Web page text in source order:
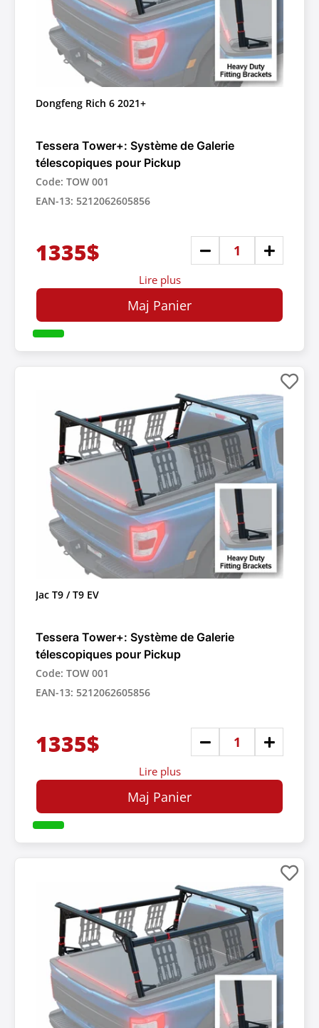
Dongfeng Rich 6 2021+
Tessera Tower+: Système de Galerie
télescopiques pour Pickup
Code: TOW 001
EAN-13: 5212062605856
1335$
Lire plus
Maj Panier
Jac T9 / T9 EV
Tessera Tower+: Système de Galerie
télescopiques pour Pickup
Code: TOW 001
EAN-13: 5212062605856
1335$
Lire plus
Maj Panier